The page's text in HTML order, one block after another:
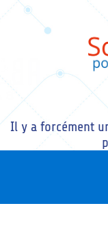
Il y a forcément